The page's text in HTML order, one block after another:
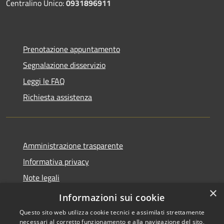
Centralino Unico:0931896911
Prenotazione appuntamento
Segnalazione disservizio
Leggi le FAQ
Richiesta assistenza
Amministrazione trasparente
Informativa privacy
Note legali
Dichiarazione di accessibilità
×
Informazioni sui cookie
Questo sito web utilizza cookie tecnici e assimilati strettamente
necessari al corretto funzionamento e alla navigazione del sito,